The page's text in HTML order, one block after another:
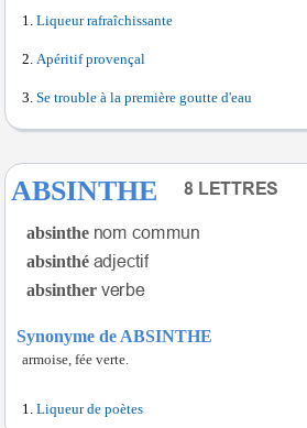
Liqueur rafraîchissante
Apéritif provençal
Se trouble à la première goutte d'eau
ABSINTHE
absinthe
absinthé
absinther
Synonyme de ABSINTHE
armoise, fée verte.
Liqueur de poètes